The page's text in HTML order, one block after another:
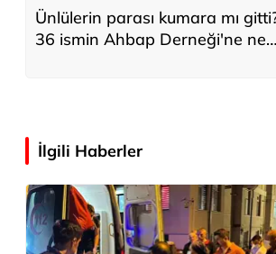
Ünlülerin parası kumara mı
36 ismin Ahbap Derneği'ne ne
İlgili Haberler